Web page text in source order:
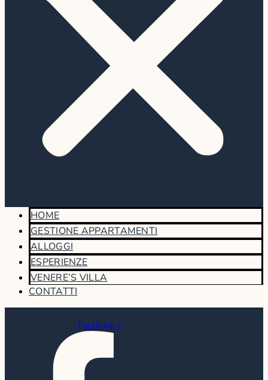
HOME
GESTIONE APPARTAMENTI
ALLOGGI
ESPERIENZE
VENERE’S VILLA
CONTATTI
Facebook-f